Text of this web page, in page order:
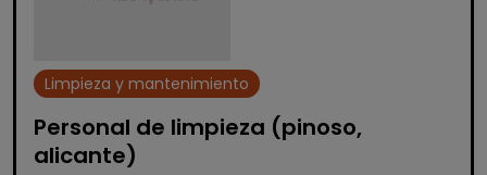
Limpieza y mantenimiento
Personal de limpieza (pinoso,
alicante)